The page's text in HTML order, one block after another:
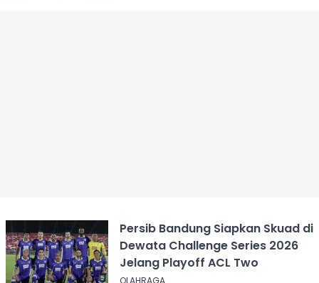
Persib Bandung Siapkan Skuad di
Dewata Challenge Series 2026
Jelang Playoff ACL Two
OLAHRAGA